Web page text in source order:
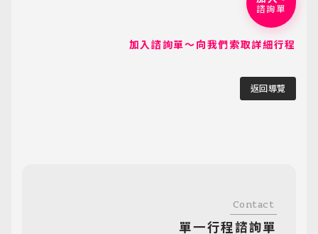
返回導覽
加入諮詢單～向我們索取詳細行程
諮詢單
Contact
單一行程諮詢單